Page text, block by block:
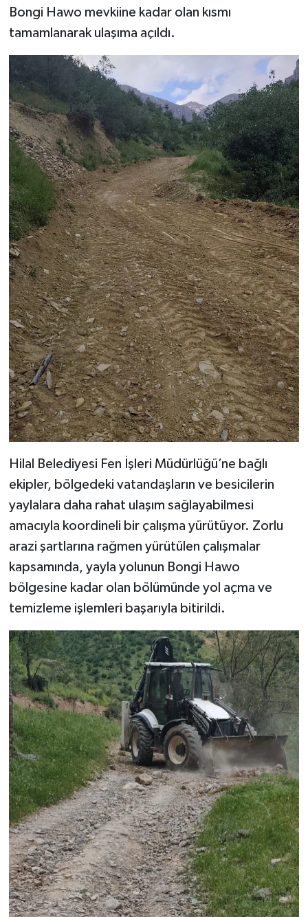
Bongi Hawo mevkiine kadar olan kısmı
tamamlanarak ulaşıma açıldı.
Hilal Belediyesi Fen İşleri Müdürlüğü’ne bağlı
ekipler, bölgedeki vatandaşların ve besicilerin
yaylalara daha rahat ulaşım sağlayabilmesi
amacıyla koordineli bir çalışma yürütüyor. Zorlu
arazi şartlarına rağmen yürütülen çalışmalar
kapsamında, yayla yolunun Bongi Hawo
bölgesine kadar olan bölümünde yol açma ve
temizleme işlemleri başarıyla bitirildi.